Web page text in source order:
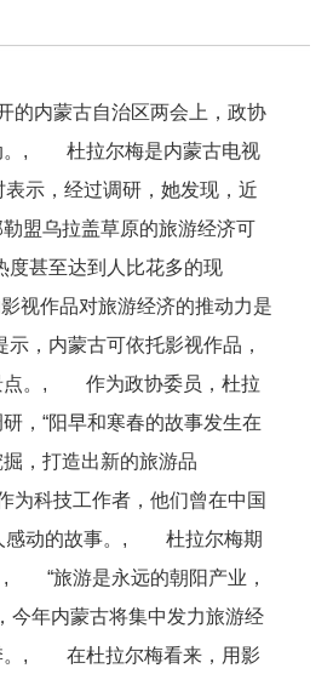
内蒙古自治区两会上，政协
。, 杜拉尔梅是内蒙古电视
示，经过调研，她发现，近
盟乌拉盖草原的旅游经济可
度甚至达到人比花多的现
视作品对旅游经济的推动力是
，内蒙古可依托影视作品，
点。, 作为政协委员，杜拉
，“阳早和寒春的故事发生在
，打造出新的旅游品
科技工作者，他们曾在中国
感动的故事。, 杜拉尔梅期
, “旅游是永远的朝阳产业，
今年内蒙古将集中发力旅游经
。, 在杜拉尔梅看来，用影